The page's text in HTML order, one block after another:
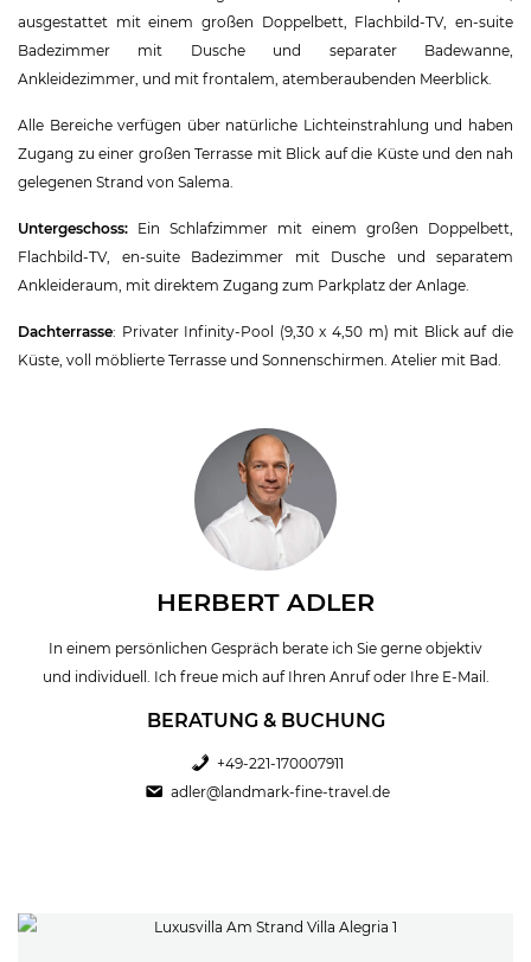
ausgestattet mit einem großen Doppelbett, Flachbild-TV, en-suite
Badezimmer mit Dusche und separater Badewanne,
Ankleidezimmer, und mit frontalem, atemberaubenden Meerblick.
Alle Bereiche verfügen über natürliche Lichteinstrahlung und haben
Zugang zu einer großen Terrasse mit Blick auf die Küste und den nah
gelegenen Strand von Salema.
Untergeschoss: Ein Schlafzimmer mit einem großen Doppelbett,
Flachbild-TV, en-suite Badezimmer mit Dusche und separatem
Ankleideraum, mit direktem Zugang zum Parkplatz der Anlage.
Dachterrasse: Privater Infinity-Pool (9,30 x 4,50 m) mit Blick auf die
Küste, voll möblierte Terrasse und Sonnenschirmen. Atelier mit Bad.
HERBERT ADLER
In einem persönlichen Gespräch berate ich Sie gerne objektiv
und individuell. Ich freue mich auf Ihren Anruf oder Ihre E-Mail.
BERATUNG & BUCHUNG
+49-221-170007911
adler@landmark-fine-travel.de